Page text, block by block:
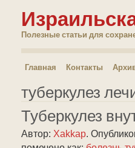
Полезные статьи для
Главная Контакты
туберкулез
Туберкулез
Автор: Xakkap.